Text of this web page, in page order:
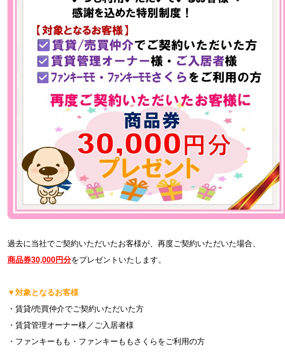
過去に当社でご契約いただいたお客様が、再度ご契約いただいた場合、
商品券30,000円分をプレゼントいたします。
▼対象となるお客様
・賃貸/売買仲介でご契約いただいた方
・賃貸管理オーナー様／ご入居者様
・ファンキーもも・ファンキーももさくらをご利用の方